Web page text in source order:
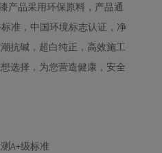
产品采用环保原料，产品通
准，中国环境标志认证，净
抗碱，超白纯正，高效施工
选择，为您营造健康，安全
A+级标准